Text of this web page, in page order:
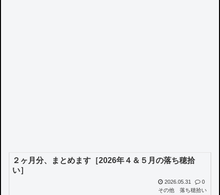
２ヶ月分、まとめます［2026年４＆５月の落ち穂拾
い］
2026.05.31
0
その他
落ち穂拾い